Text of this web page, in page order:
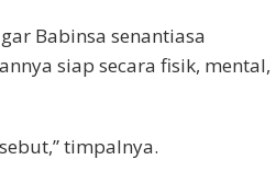
Babinsa senantiasa
siap secara fisik, mental,
timpalnya.